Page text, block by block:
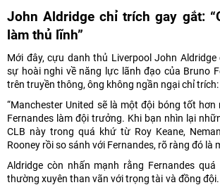
John Aldridge chỉ trích gay gắt:
làm thủ lĩnh”
Mới đây, cựu danh thủ Liverpool John
sự hoài nghi về năng lực lãnh đạo của Bruno
trên truyền thông, ông không ngần ngại chỉ trích:
“Manchester United sẽ là một đội bóng tốt hơn
Fernandes làm đội trưởng. Khi bạn nhìn lại
CLB này trong quá khứ từ Roy Keane,
Rooney rồi so sánh với Fernandes, rõ ràng đó là
Aldridge còn nhấn mạnh rằng Fernandes
thường xuyên than vãn với trọng tài và đồng